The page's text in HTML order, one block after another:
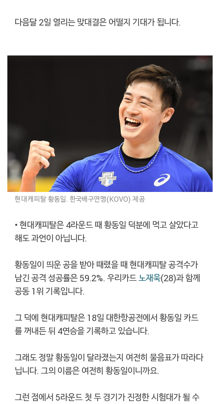
다음달 2일 열리는 맞대결은 어떨지 기대가 됩니다.
현대캐피탈 황동일. 한국배구연맹(KOVO) 제공
• 현대캐피탈은 4라운드 때 황동일 덕분에 먹고 살았다고
해도 과언이 아닙니다.
황동일이 띄운 공을 받아 때렸을 때 현대캐피탈 공격수가
남긴 공격 성공률은 59.2%. 우리카드노재욱(28)과 함께
공동 1위 기록입니다.
그 덕에 현대캐피탈은 18일 대한항공전에서 황동일 카드
를 꺼내든 뒤 4연승을 기록하고 있습니다.
그래도 정말 황동일이 달라졌는지 여전히 물음표가 따라다
닙니다. 그의 이름은 여전히 황동일이니까요.
그런 점에서 5라운드 첫 두 경기가 진정한 시험대가 될 수